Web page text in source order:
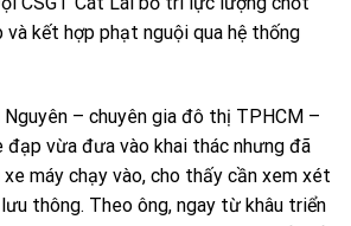
kết hợp phạt nguội qua hệ thống
– chuyên gia đô thị TPHCM –
đạp vừa đưa vào khai thác nhưng đã
máy chạy vào, cho thấy cần xem xét
thông. Theo ông, ngay từ khâu triển